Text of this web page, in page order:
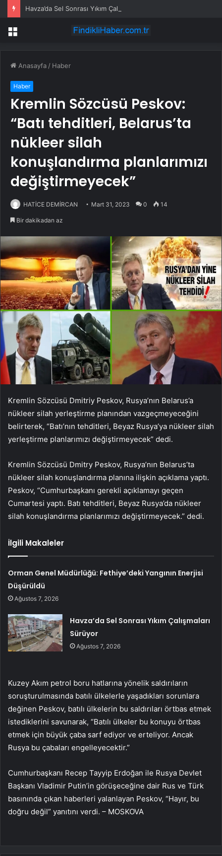
Havza’da Sel Sonrası Yıkım Çalışmaları Sürüyor
Menü
Anasayfa / Haber
Haber
Kremlin Sözcüsü Peskov:
“Batı tehditleri, Belarus’ta
nükleer silah
konuşlandırma planlarımızı
değiştirmeyecek”
HATİCE DEMİRCAN Mart 31, 2023 0 14
Bir dakikadan az
Kremlin Sözcüsü Dmitriy Peskov, Rusya’nın Belarus’a
nükleer silah yerleştirme planından vazgeçmeyeceğini
belirterek, “Batı’nın tehditleri, Beyaz Rusya’ya nükleer silah
yerleştirme planlarımızı değiştirmeyecek” dedi.
Kremlin Sözcüsü Dmitry Peskov, Rusya’nın Belarus’ta
nükleer silah konuşlandırma planına ilişkin açıklama yaptı.
Peskov, “Cumhurbaşkanı gerekli açıklamayı geçen
Cumartesi yaptı. Batı tehditleri, Beyaz Rusya’da nükleer
silah konuşlandırma planlarımızı değiştirmeyecek.” dedi.
İlgili Makaleler
Orman Genel Müdürlüğü: Fethiye’deki Yangının Enerjisi
Düşürüldü
Ağustos 7, 2026
Havza’da Sel Sonrası Yıkım Çalışmaları
Sürüyor
Ağustos 7, 2026
Kuzey Akım petrol boru hatlarına yönelik saldırıların
soruşturulmasında batılı ülkelerle yaşadıkları sorunlara
değinen Peskov, batılı ülkelerin bu saldırıları örtbas etmek
istediklerini savunarak, “Batılı ülkeler bu konuyu örtbas
etmek için büyük çaba sarf ediyor ve erteliyor. Ancak
Rusya bu çabaları engelleyecektir.”
Cumhurbaşkanı Recep Tayyip Erdoğan ile Rusya Devlet
Başkanı Vladimir Putin’in görüşeceğine dair Rus ve Türk
basınında çıkan haberleri yalanlayan Peskov, “Hayır, bu
doğru değil” yanıtını verdi. – MOSKOVA